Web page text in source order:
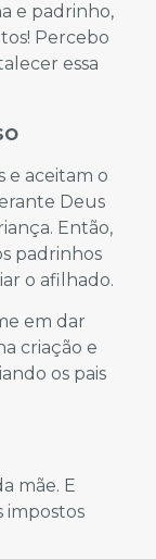
e padrinho,
Percebo
essa
e aceitam o
Deus
Então,
padrinhos
o afilhado.
em dar
criação e
os pais
mãe. E
impostos